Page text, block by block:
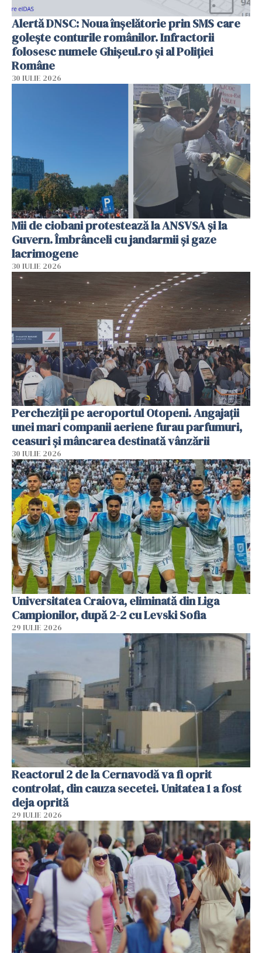
Alertă DNSC: Noua înșelătorie prin SMS care
golește conturile românilor. Infractorii
folosesc numele Ghișeul.ro și al Poliției
Române
30 IULIE 2026
Mii de ciobani protestează la ANSVSA și la
Guvern. Îmbrânceli cu jandarmii și gaze
lacrimogene
30 IULIE 2026
Percheziții pe aeroportul Otopeni. Angajații
unei mari companii aeriene furau parfumuri,
ceasuri și mâncarea destinată vânzării
30 IULIE 2026
Universitatea Craiova, eliminată din Liga
Campionilor, după 2-2 cu Levski Sofia
29 IULIE 2026
Reactorul 2 de la Cernavodă va fi oprit
controlat, din cauza secetei. Unitatea 1 a fost
deja oprită
29 IULIE 2026